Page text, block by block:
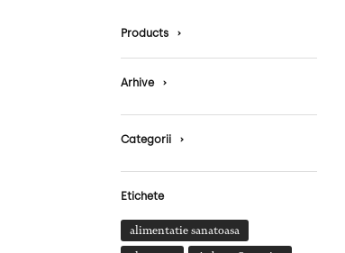
Products ›
Arhive ›
Categorii ›
Etichete
alimentatie sanatoasa